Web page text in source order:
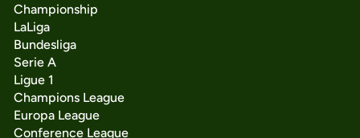
Championship
LaLiga
Bundesliga
Serie A
Ligue 1
Champions League
Europa League
Conference League